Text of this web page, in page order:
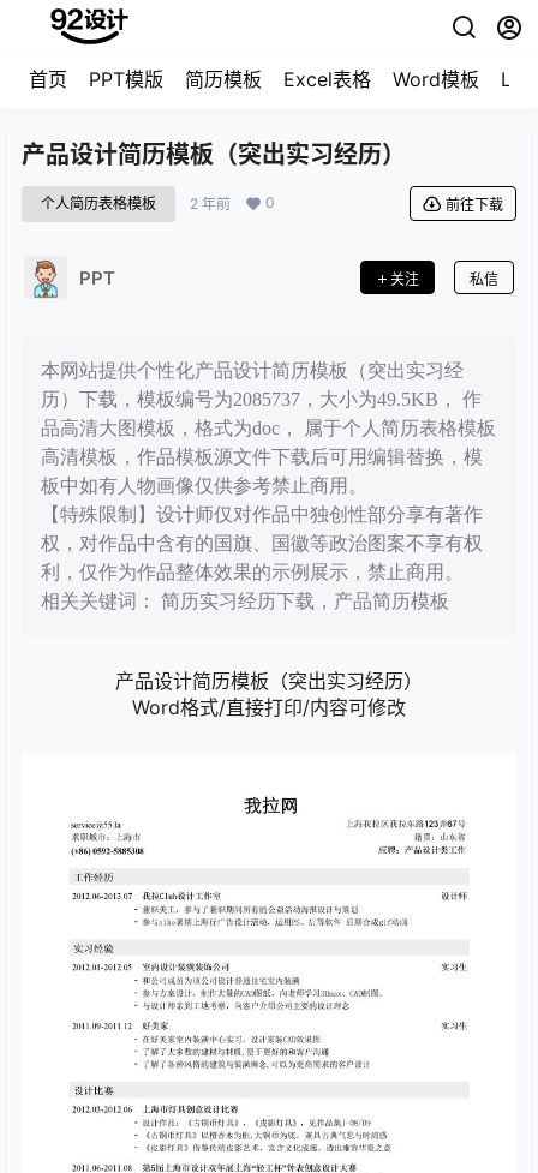
首页 PPT模版 简历模板 Excel表格 Word模板
产品设计简历模板（突出实习经历）
个人简历表格模板 2 年前 0 前往下载
PPT 关注 私信
本网站提供个性化产品设计简历模板（突出实习经
历）下载，模板编号为2085737，大小为49.5KB， 作
品高清大图模板，格式为doc， 属于个人简历表格模板
高清模板，作品模板源文件下载后可用编辑替换，模
板中如有人物画像仅供参考禁止商用。
【特殊限制】设计师仅对作品中独创性部分享有著作
权，对作品中含有的国旗、国徽等政治图案不享有权
利，仅作为作品整体效果的示例展示，禁止商用。
相关关键词： 简历实习经历下载，产品简历模板
产品设计简历模板（突出实习经历）
Word格式/直接打印/内容可修改